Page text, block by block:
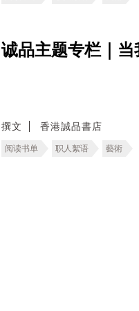
诚品主题专栏｜
撰文 香港誠品書店
阅读书单 职人絮语 藝術